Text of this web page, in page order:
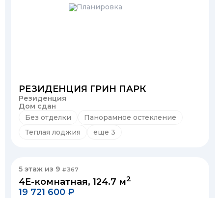
РЕЗИДЕНЦИЯ ГРИН ПАРК
Резиденция
Дом сдан
Без отделки
Панорамное остекление
Теплая лоджия
еще 3
5 этаж из 9 #367
4Е-комнатная, 124.7 м2
19 721 600 ₽